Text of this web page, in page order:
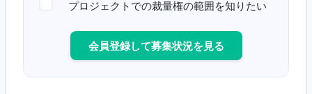
プロジェクトでの裁量権の範囲を知りたい
会員登録して募集状況を見る